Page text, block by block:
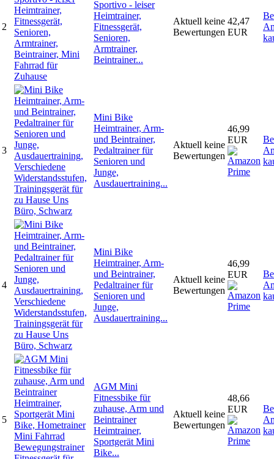
2
Sportivo - leiser
Heimtrainer,
Fitnessgerät,
Senioren,
Armtrainer,
Beintrainer...
Aktuell keine
Bewertungen
42,47
EUR
3
Mini Bike
Heimtrainer, Arm-
und Beintrainer,
Pedaltrainer für
Senioren und
Junge,
Ausdauertraining...
Aktuell keine
Bewertungen
46,99
EUR
4
Mini Bike
Heimtrainer, Arm-
und Beintrainer,
Pedaltrainer für
Senioren und
Junge,
Ausdauertraining...
Aktuell keine
Bewertungen
46,99
EUR
5
AGM Mini
Fitnessbike für
zuhause, Arm und
Beintrainer
Heimtrainer,
Sportgerät Mini
Bike...
Aktuell keine
Bewertungen
48,66
EUR